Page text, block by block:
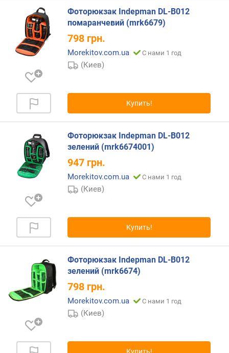
о
р
о
г
х
ш
в
ы
м
о
о
т
ы
в
п
о
а
е
Фоторюкзак Indepman DL-B012
помаранчевий (mrk6679)
798 грн.
Morekitov.com.ua С нами 1 год
(Киев)
Купить!
Фоторюкзак Indepman DL-B012
зелений (mrk6674001)
947 грн.
Morekitov.com.ua С нами 1 год
(Киев)
Купить!
Фоторюкзак Indepman DL-B012
зелений (mrk6674)
798 грн.
Morekitov.com.ua С нами 1 год
(Киев)
Купить!